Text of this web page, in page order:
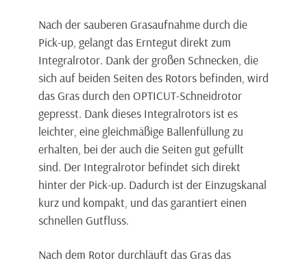
Nach der sauberen Grasaufnahme durch die
Pick-up, gelangt das Erntegut direkt zum
Integralrotor. Dank der großen Schnecken, die
sich auf beiden Seiten des Rotors befinden, wird
das Gras durch den OPTICUT-Schneidrotor
gepresst. Dank dieses Integralrotors ist es
leichter, eine gleichmäßige Ballenfüllung zu
erhalten, bei der auch die Seiten gut gefüllt
sind. Der Integralrotor befindet sich direkt
hinter der Pick-up. Dadurch ist der Einzugskanal
kurz und kompakt, und das garantiert einen
schnellen Gutfluss.
Nach dem Rotor durchläuft das Gras das